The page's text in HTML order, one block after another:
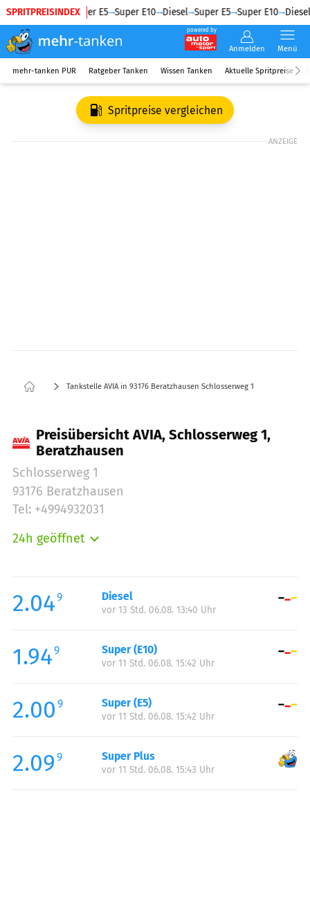
SPRITPREISINDEX
Diesel Super E5 Super E10 Diesel Super E5 Super E10 Diesel
powered by
Anmelden Menü
mehr-tanken PUR Ratgeber Tanken Wissen Tanken Aktuelle Spritpreise
Spritpreise vergleichen
ANZEIGE
Tankstelle AVIA in 93176 Beratzhausen Schlosserweg 1
Preisübersicht AVIA, Schlosserweg 1,
Beratzhausen
Schlosserweg 1
93176 Beratzhausen
Tel: +4994932031
24h geöffnet
Mittwoch:
00:00-23:59
Donnerstag:
Samstag:
00:00-23:59
Sonntag:
2.049 Diesel
vor 13 Std. 06.08. 13:40 Uhr
1.949 Super (E10)
vor 11 Std. 06.08. 15:42 Uhr
2.00 9 Super (E5)
vor 11 Std. 06.08. 15:42 Uhr
2.09 9 Super Plus
vor 11 Std. 06.08. 15:43 Uhr